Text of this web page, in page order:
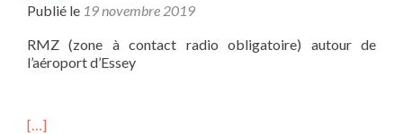
Publié le 19 novembre 2019
RMZ (zone à contact radio obligatoire) autour de
l’aéroport d’Essey
[…]